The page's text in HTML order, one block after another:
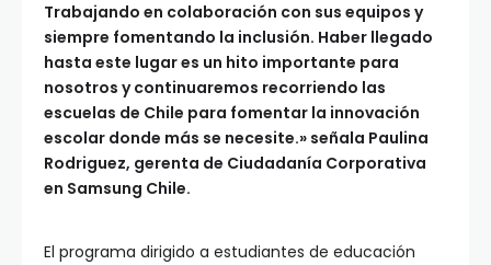
Trabajando en colaboración con sus equipos y
siempre fomentando la inclusión. Haber llegado
hasta este lugar es un hito importante para
nosotros y continuaremos recorriendo las
escuelas de Chile para fomentar la innovación
escolar donde más se necesite.» señala Paulina
Rodriguez, gerenta de Ciudadanía Corporativa
en Samsung Chile.
El programa dirigido a estudiantes de educación